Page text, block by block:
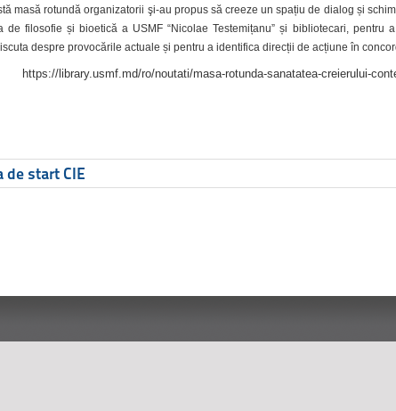
masă rotundă organizatorii şi-au propus să creeze un spațiu de dialog și
de filosofie și bioetică a USMF “Nicolae Testemițanu” și bibliotecari, pentru
despre provocările actuale și pentru a identifica direcții de acțiune în
https://library.usmf.md/ro/noutati/masa-rotunda-sanatatea-creierului-
de start CIE